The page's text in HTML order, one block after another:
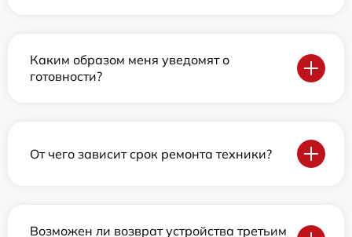
Каким образом меня уведомят о
готовности?
От чего зависит срок ремонта техники?
Возможен ли возврат устройства третьим